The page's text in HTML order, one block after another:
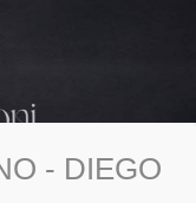
- DIEGO